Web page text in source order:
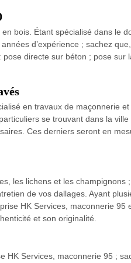
bois. Étant spécialisé dans le
d’expérience ; sachez
directe sur béton ; pose sur
en travaux de maçonnerie
se trouvant dans la
Ces derniers seront en
les lichens et les champignons
de vos dallages. Ayant
HK Services, maconnerie
et son originalité.
Services, maconnerie 95 ;